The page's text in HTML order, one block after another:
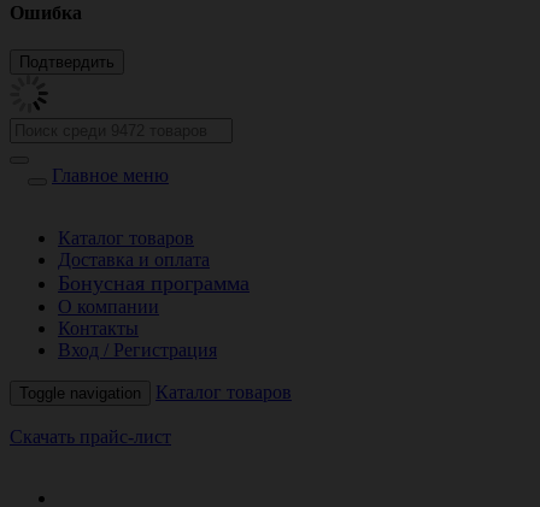
Ошибка
Главное меню
Каталог товаров
Доставка и оплата
Бонусная программа
О компании
Контакты
Вход / Регистрация
Toggle navigation Каталог товаров
Скачать прайс-лист